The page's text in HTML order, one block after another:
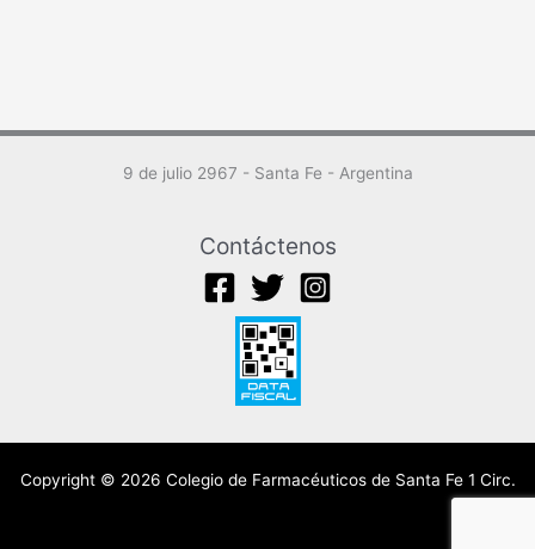
9 de julio 2967 - Santa Fe - Argentina
Contáctenos
Copyright © 2026 Colegio de Farmacéuticos de Santa Fe 1 Circ.